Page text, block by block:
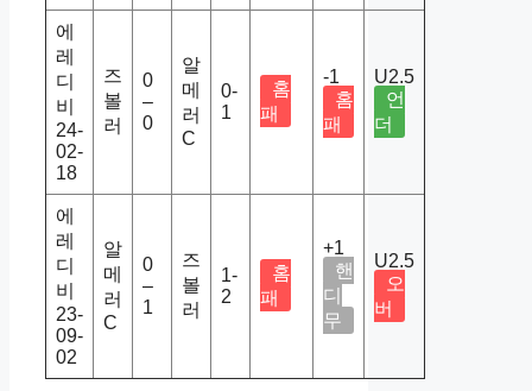
에
레
디
비
24-
02-
18
즈
볼
러
0
–
0
알
메
러
C
0-
1
홈
패
-1
홈
패
U2.5
언
더
에
레
디
비
23-
09-
02
알
메
러
C
0
–
1
즈
볼
러
1-
2
홈
패
+1
핸
디
무
U2.5
오
버